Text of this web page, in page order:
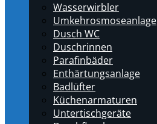
Wasserwirbler
Umkehrosmoseanlage
Dusch WC
Duschrinnen
Parafinbäder
Enthärtungsanlage
Badlüfter
Küchenarmaturen
Untertischgeräte